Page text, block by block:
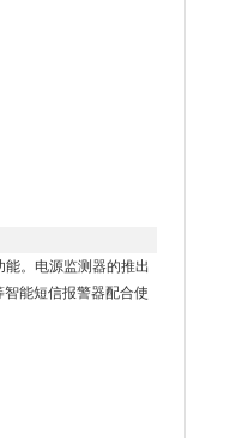
。电源监测器的推出
能短信报警器配合使